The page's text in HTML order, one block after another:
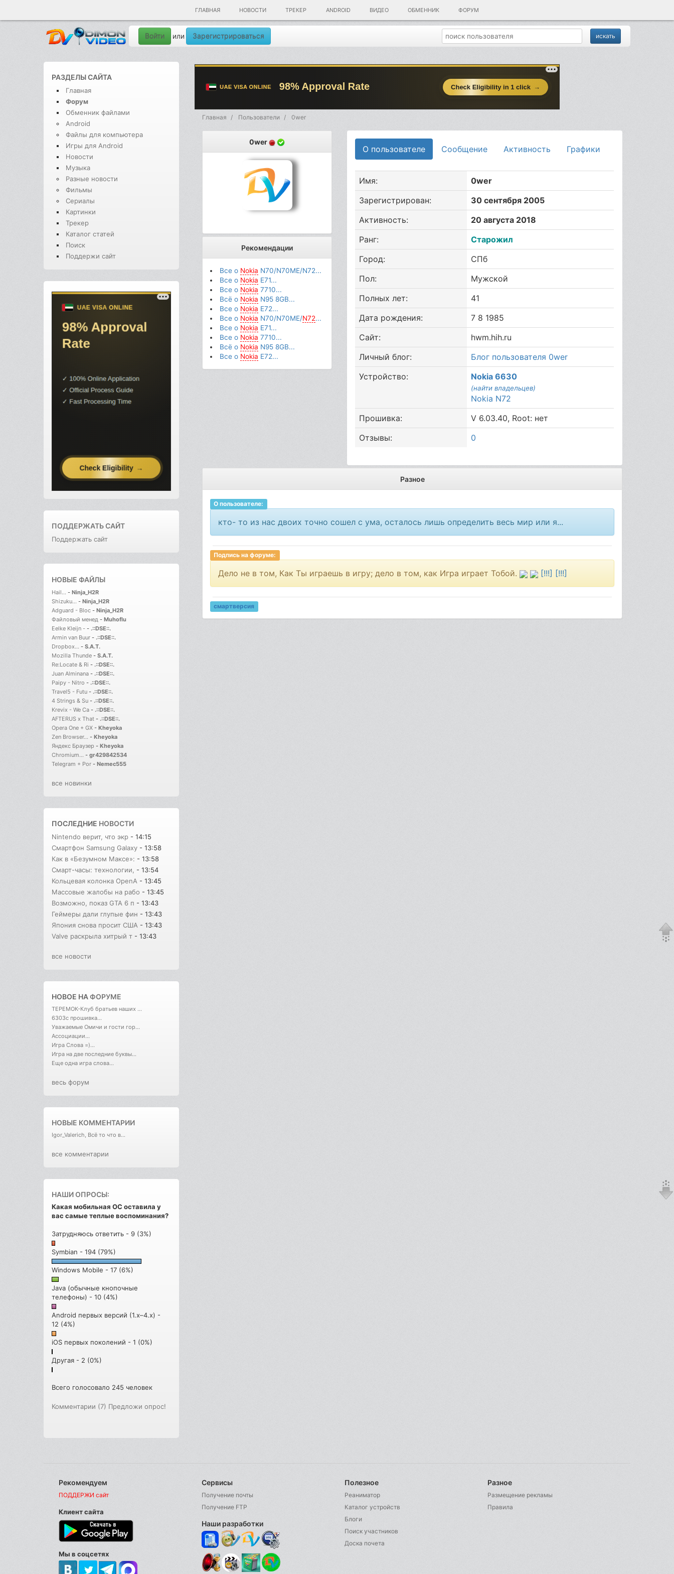
ГЛАВНАЯ НОВОСТИ ТРЕКЕР ANDROID ВИДЕО ОБМЕННИК ФОРУМ
Войти или Зарегистрироваться
РАЗДЕЛЫ САЙТА
Главная
Форум
Обменник файлами
Android
Файлы для компьютера
Игры для Android
Новости
Музыка
Разные новости
Фильмы
Сериалы
Картинки
Трекер
Каталог статей
Поиск
Поддержи сайт
ПОДДЕРЖАТЬ САЙТ
Поддержать сайт
НОВЫЕ ФАЙЛЫ
Hail... - Ninja_H2R
Shizuku... - Ninja_H2R
Adguard - Bloc - Ninja_H2R
Файловый менед - Muhoflu
Eelke Kleijn - - .::DSE::.
Armin van Buur - .::DSE::.
Dropbox... - S.A.T.
Mozilla Thunde - S.A.T.
Re:Locate & Ri - .::DSE::.
Juan Alminana - .::DSE::.
Paipy - Nitro - .::DSE::.
Travel5 - Futu - .::DSE::.
4 Strings & Su - .::DSE::.
Krevix - We Ca - .::DSE::.
AFTERUS x That - .::DSE::.
Opera One + GX - Kheyoka
Zen Browser... - Kheyoka
Яндекс Браузер - Kheyoka
Chromium... - gr429842534
Telegram + Por - Nemec555
все новинки
ПОСЛЕДНИЕ НОВОСТИ
Nintendo верит, что экр - 14:15
Смартфон Samsung Galaxy - 13:58
Как в «Безумном Максе»: - 13:58
Смарт-часы: технологии, - 13:54
Кольцевая колонка OpenA - 13:45
Массовые жалобы на рабо - 13:45
Возможно, показ GTA 6 п - 13:43
Геймеры дали глупые фин - 13:43
Япония снова просит США - 13:43
Valve раскрыла хитрый т - 13:43
все новости
НОВОЕ НАФОРУМЕ
ТЕРЕМОК-Клуб братьев наших ...
6303с прошивка...
Уважаемые Омичи и гости гор...
Ассоциации...
Игра Слова =)...
Игра на две последние буквы...
Еще одна игра слова...
весь форум
НОВЫЕ КОММЕНТАРИИ
Igor_Valerich, Всё то что в...
все комментарии
НАШИ ОПРОСЫ:
Какая мобильная ОС оставила у
вас самые теплые воспоминания?
Затрудняюсь ответить - 9 (3%)
Symbian - 194 (79%)
Windows Mobile - 17 (6%)
Java (обычные кнопочные
телефоны) - 10 (4%)
Android первых версий (1.x–4.x) -
12 (4%)
iOS первых поколений - 1 (0%)
Другая - 2 (0%)
Всего голосовало 245 человек
Комментарии (7) Предложи опрос!
Главная Пользователи 0wer
0wer
Рекомендации
Все о Nokia N70/N70ME/N72...
Все о Nokia E71...
Все о Nokia 7710...
Всё о Nokia N95 8GB...
Все о Nokia E72...
Все о Nokia N70/N70ME/N72...
Все о Nokia E71...
Все о Nokia 7710...
Всё о Nokia N95 8GB...
Все о Nokia E72...
О пользователе Сообщение Активность Графики
Имя:
0wer
Зарегистрирован:
30 сентября 2005
Активность:
20 августа 2018
Ранг:
Старожил
Город:
СПб
Пол:
Мужской
Полных лет:
41
Дата рождения:
7 8 1985
Сайт:
hwm.hih.ru
Личный блог:
Блог пользователя 0wer
Устройство:
Nokia 6630
(найти владельцев)
Nokia N72
Прошивка:
V 6.03.40, Root: нет
Отзывы:
0
Разное
О пользователе:
кто- то из нас двоих точно сошел с ума, осталось лишь определить весь мир или я...
Подпись на форуме:
Дело не в том, Как Ты играешь в игру; дело в том, как Игра играет Тобой. [!!!] [!!!]
смартверсия
Рекомендуем
ПОДДЕРЖИ сайт
Клиент сайта
Мы в соцсетях
Сервисы
Получение почты
Получение FTP
Наши разработки
Полезное
Реаниматор
Каталог устройств
Блоги
Поиск участников
Доска почета
Разное
Размещение рекламы
Правила